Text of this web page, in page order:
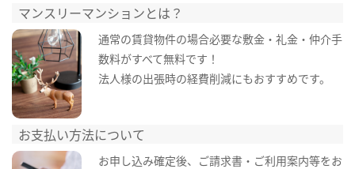
マンスリーマンションとは？
通常の賃貸物件の場合必要な敷金・礼金・仲介手
数料がすべて無料です！
法人様の出張時の経費削減にもおすすめです。
お支払い方法について
お申し込み確定後、ご請求書・ご利用案内等をお